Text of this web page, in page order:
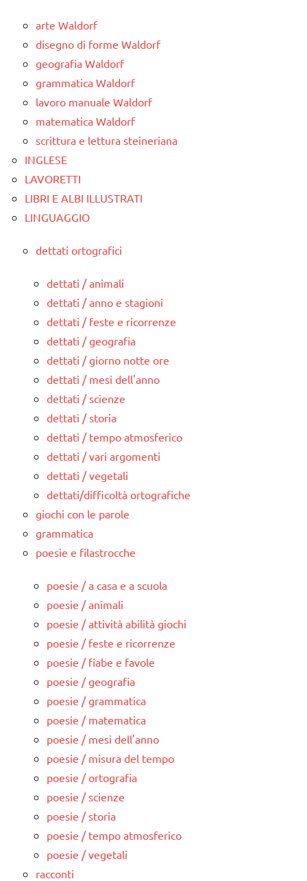
arte Waldorf
disegno di forme Waldorf
geografia Waldorf
grammatica Waldorf
lavoro manuale Waldorf
matematica Waldorf
scrittura e lettura steineriana
INGLESE
LAVORETTI
LIBRI E ALBI ILLUSTRATI
LINGUAGGIO
dettati ortografici
dettati / animali
dettati / anno e stagioni
dettati / feste e ricorrenze
dettati / geografia
dettati / giorno notte ore
dettati / mesi dell'anno
dettati / scienze
dettati / storia
dettati / tempo atmosferico
dettati / vari argomenti
dettati / vegetali
dettati/difficoltà ortografiche
giochi con le parole
grammatica
poesie e filastrocche
poesie / a casa e a scuola
poesie / animali
poesie / attività abilità giochi
poesie / feste e ricorrenze
poesie / fiabe e favole
poesie / geografia
poesie / grammatica
poesie / matematica
poesie / mesi dell'anno
poesie / misura del tempo
poesie / ortografia
poesie / scienze
poesie / storia
poesie / tempo atmosferico
poesie / vegetali
racconti